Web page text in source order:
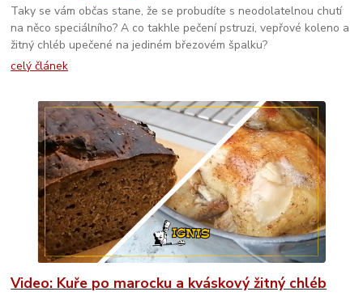
Taky se vám občas stane, že se probudíte s neodolatelnou chutí
na něco speciálního? A co takhle pečení pstruzi, vepřové koleno a
žitný chléb upečené na jediném březovém špalku?
celý článek
Video: Kuře po marocku a kváskový žitný chléb